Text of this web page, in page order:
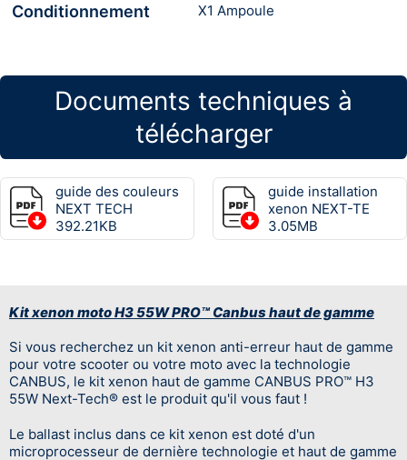
Conditionnement X1 Ampoule
Documents techniques à
télécharger
guide des couleurs
NEXT TECH
392.21KB
guide installation
xenon NEXT-TE
3.05MB
Kit xenon moto H3 55W PRO™ Canbus haut de gamme
Si vous recherchez un kit xenon anti-erreur haut de gamme
pour votre scooter ou votre moto avec la technologie
CANBUS, le kit xenon haut de gamme CANBUS PRO™ H3
55W Next-Tech® est le produit qu'il vous faut !
Le ballast inclus dans ce kit xenon est doté d'un
microprocesseur de dernière technologie et haut de gamme